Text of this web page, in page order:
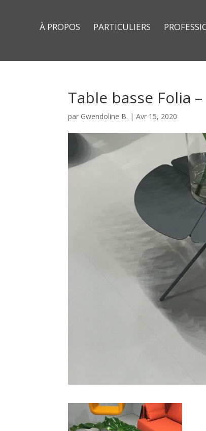
À PROPOS PARTICULIERS
Table basse Folia
par Gwendoline B. |Avr 15, 2020